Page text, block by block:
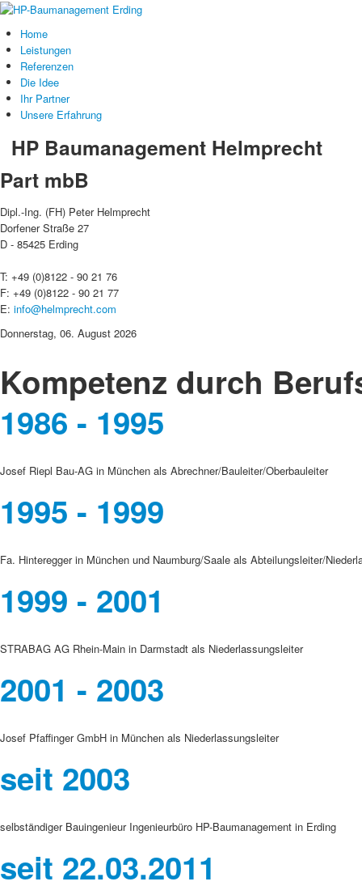
Home
Leistungen
Referenzen
Die Idee
Ihr Partner
Unsere Erfahrung
HP Baumanagement Helmprecht
Part mbB
Dipl.-Ing. (FH) Peter Helmprecht
Dorfener Straße 27
D - 85425 Erding
T: +49 (0)8122 - 90 21 76
F: +49 (0)8122 - 90 21 77
E: info@helmprecht.com
Donnerstag, 06. August 2026
Kompetenz durch
1986 - 1995
Josef Riepl Bau-AG in München als Abrechner/Bauleiter/Oberbauleiter
1995 - 1999
Fa. Hinteregger in München und Naumburg/Saale als Abteilungsleiter/
1999 - 2001
STRABAG AG Rhein-Main in Darmstadt als Niederlassungsleiter
2001 - 2003
Josef Pfaffinger GmbH in München als Niederlassungsleiter
seit 2003
selbständiger Bauingenieur Ingenieurbüro HP-Baumanagement in Erding
seit 22.03.2011